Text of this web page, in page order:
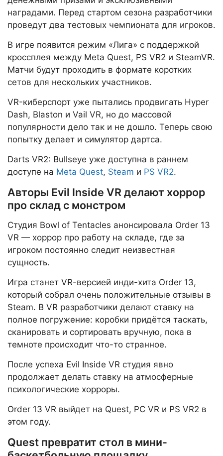
наградами. Перед стартом сезона разработчики
проведут два тестовых чемпионата для игроков.
В игре появится режим «Лига» с поддержкой
кроссплея между Meta Quest, PS VR2 и SteamVR.
Матчи будут проходить в формате коротких
сетов для нескольких участников.
VR-киберспорт уже пытались продвигать Hyper
Dash, Blaston и Vail VR, но до массовой
популярности дело так и не дошло. Теперь свою
попытку делает и симулятор дартса.
Darts VR2: Bullseye уже доступна в раннем
доступе на Meta Quest, Steam и PS VR2.
Авторы Evil Inside VR делают хоррор
про склад с монстром
Студия Bowl of Tentacles анонсировала Order 13
VR — хоррор про работу на складе, где за
игроком постоянно следит неизвестная
сущность.
Игра станет VR-версией инди-хита Order 13,
который собрал очень положительные отзывы в
Steam. В VR разработчики делают ставку на
полное погружение: коробки придётся таскать,
сканировать и сортировать вручную, пока в
темноте происходит что-то странное.
После успеха Evil Inside VR студия явно
продолжает делать ставку на атмосферные
психологические хорроры.
Order 13 VR выйдет на Quest, PC VR и PS VR2 в
этом году.
Quest превратит стол в мини-